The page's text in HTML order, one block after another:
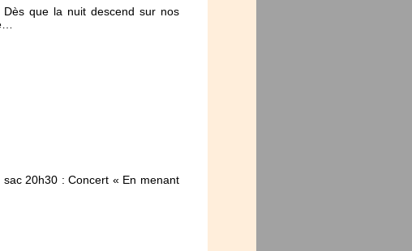
que la nuit descend sur nos
20h30 : Concert « En menant